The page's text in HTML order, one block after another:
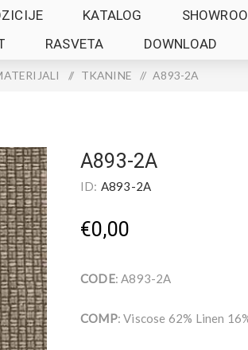
KATALOG
RASVETA DOWNLOAD
/ TKANINE / A893-2A
A893-2A
ID: A893-2A
€0,00
CODE: A893-2A
COMP: Viscose 62% Linen